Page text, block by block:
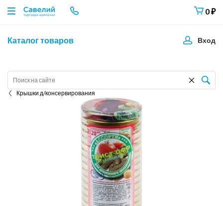
0₽
Каталог товаров Вход
Крышки д/консервирования